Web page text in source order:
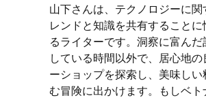
山下さんは、テクノロジーに関
レンドと知識を共有すること
るライターです。洞察に富ん
している時間以外で、居心地の
ーショップを探索し、美味しい
む冒険に出かけます。もしベ